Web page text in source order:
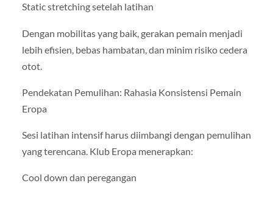
Static stretching setelah latihan
Dengan mobilitas yang baik, gerakan pemain menjadi
lebih efisien, bebas hambatan, dan minim risiko cedera
otot.
Pendekatan Pemulihan: Rahasia Konsistensi Pemain
Eropa
Sesi latihan intensif harus diimbangi dengan pemulihan
yang terencana. Klub Eropa menerapkan:
Cool down dan peregangan